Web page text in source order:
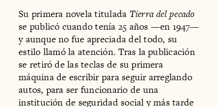
Su primera novela titulada Tierra del pecado
se publicó cuando tenía 25 años —en 1947—
y aunque no fue apreciada del todo, su
estilo llamó la atención. Tras la publicación
se retiró de las teclas de su primera
máquina de escribir para seguir arreglando
autos, para ser funcionario de una
institución de seguridad social y más tarde